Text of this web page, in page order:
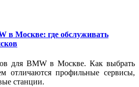
в Москве: где обслуживать
для BMW в Москве. Как выбрать
отличаются профильные сервисы,
станции.